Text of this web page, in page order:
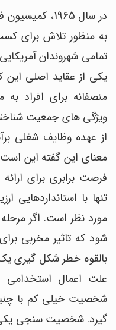
در سال 1965،
به منظور تلاش برای
تمامی شهروندان
یکی از عقاید اصلی
منصفانه برای افراد
ویژگی های جمعیت
از عهده وظایف شغلی
معنای این گفته این
فرصت برابری برای
تنها با استانداردهایی
مورد نظر است. اگر
شود که تاثیر مخربی
بالقوه خطر شکل گیری
علت اعمال استخدامی
شخصیت خیلی کم با
گیرد. شخصیت سنجی یکی